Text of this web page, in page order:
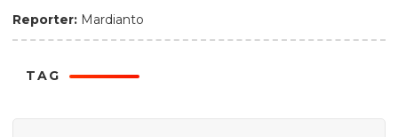
Reporter: Mardianto
TAG